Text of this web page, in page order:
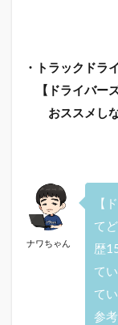
・トラックドラ
【ドライバー
おススメしな
ナワちゃん
【
て
歴
て
て
参